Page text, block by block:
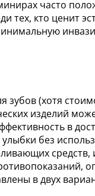
составляет от
Установка
визитов к
оценки,
можно отнести
внешний вид,
и минимальное
зуба. Однако
высокую
появления
уходе
на зубы.